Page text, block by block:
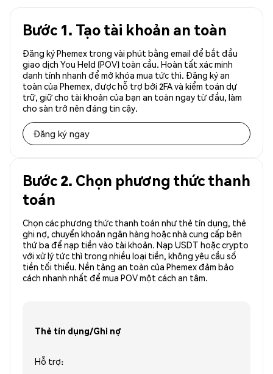
Bước 1. Tạo tài khoản an toàn
Đăng ký Phemex trong vài phút bằng email để bắt đầu
giao dịch You Held (POV) toàn cầu. Hoàn tất xác minh
danh tính nhanh để mở khóa mua tức thì. Đăng ký an
toàn của Phemex, được hỗ trợ bởi 2FA và kiểm toán dự
trữ, giữ cho tài khoản của bạn an toàn ngay từ đầu, làm
cho sàn trở nên đáng tin cậy.
Đăng ký ngay
Bước 2. Chọn phương thức thanh
toán
Chọn các phương thức thanh toán như thẻ tín dụng, thẻ
ghi nợ, chuyển khoản ngân hàng hoặc nhà cung cấp bên
thứ ba để nạp tiền vào tài khoản. Nạp USDT hoặc crypto
với xử lý tức thì trong nhiều loại tiền, không yêu cầu số
tiền tối thiểu. Nền tảng an toàn của Phemex đảm bảo
cách nhanh nhất để mua POV một cách an tâm.
Thẻ tín dụng/Ghi nợ
Hỗ trợ: